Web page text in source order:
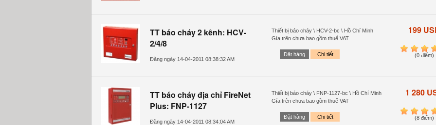
TT báo cháy 2 kênh: HCV-
2/4/8
Đăng ngày 14-04-2011 08:38:32 AM
Thiết bị báo cháy \ HCV-2-bc \ Hồ Chí Minh
Gía trên chưa bao gồm thuế VAT
Đặt hàng Chi tiết
199
1 2 3 4
(0 điểm)
TT báo cháy địa chỉ FireNet
Plus: FNP-1127
Đăng ngày 14-04-2011 08:34:04 AM
Thiết bị báo cháy \ FNP-1127-bc \ Hồ Chí Minh
Gía trên chưa bao gồm thuế VAT
Đặt hàng Chi tiết
1 280
1 2 3 4
(8 điểm)